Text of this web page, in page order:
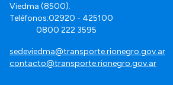
Viedma (8500).
Teléfonos:02920 - 425100
0800 222 3595
sedeviedma@transporte.rionegro.gov.ar
contacto@transporte.rionegro.gov.ar